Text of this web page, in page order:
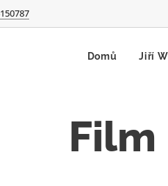
Domů Jiří
Film